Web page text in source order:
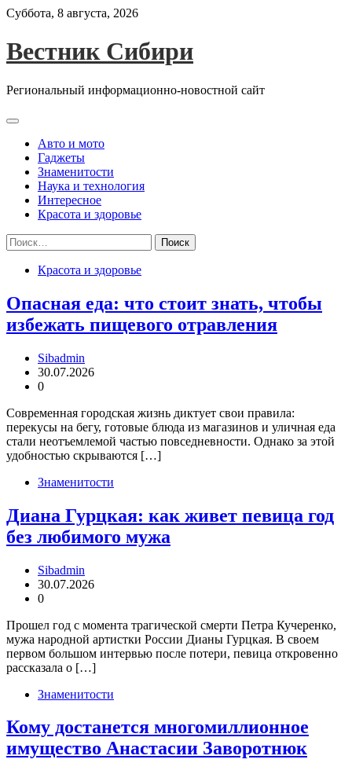
Skip
content
Суббота, 8 августа, 2026
Вестник Сибири
Региональный информационно-новостной сайт
Авто и мото
Гаджеты
Знаменитости
Наука и технология
Интересное
Красота и здоровье
Найти:
Красота и здоровье
Опасная еда: что стоит знать, чтобы
избежать пищевого отравления
Sibadmin
30.07.2026
0
Современная городская жизнь диктует свои правила:
перекусы на бегу, готовые блюда из магазинов и уличная еда
стали неотъемлемой частью повседневности. Однако за этой
удобностью скрываются […]
Знаменитости
Диана Гурцкая: как живет певица год
без любимого мужа
Sibadmin
30.07.2026
0
Прошел год с момента трагической смерти Петра Кучеренко,
мужа народной артистки России Дианы Гурцкая. В своем
первом большом интервью после потери, певица откровенно
рассказала о […]
Знаменитости
Кому достанется многомиллионное
имущество Анастасии Заворотнюк